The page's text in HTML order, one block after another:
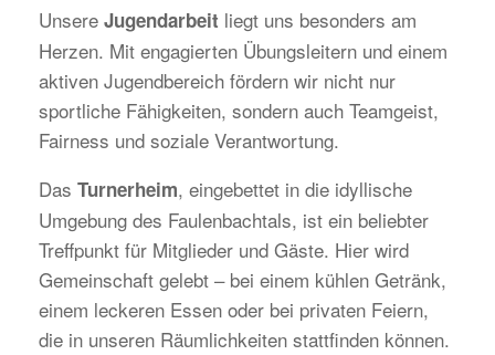
Unsere Jugendarbeit liegt uns besonders am
Herzen. Mit engagierten Übungsleitern und einem
aktiven Jugendbereich fördern wir nicht nur
sportliche Fähigkeiten, sondern auch Teamgeist,
Fairness und soziale Verantwortung.
Das Turnerheim, eingebettet in die idyllische
Umgebung des Faulenbachtals, ist ein beliebter
Treffpunkt für Mitglieder und Gäste. Hier wird
Gemeinschaft gelebt – bei einem kühlen Getränk,
einem leckeren Essen oder bei privaten Feiern,
die in unseren Räumlichkeiten stattfinden können.